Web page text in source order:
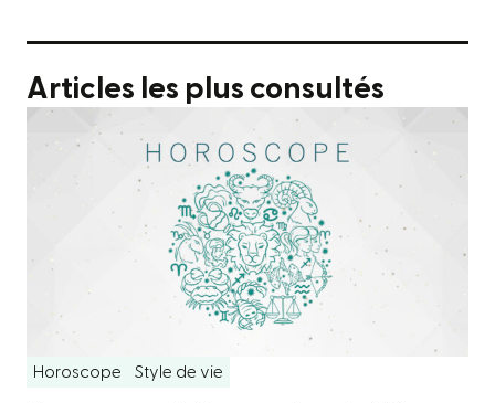
Articles les plus consultés
Horoscope Style de vie